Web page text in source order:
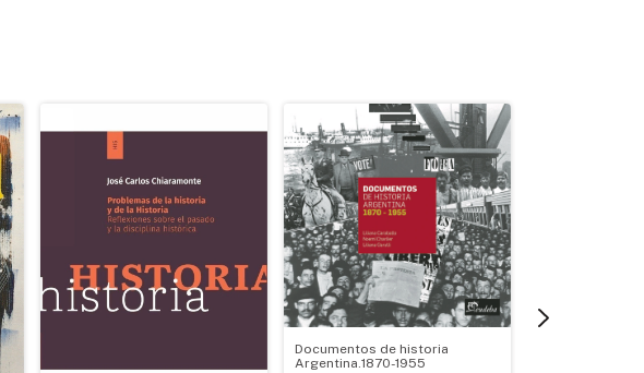
Documentos de historia
Argentina.1870-1955